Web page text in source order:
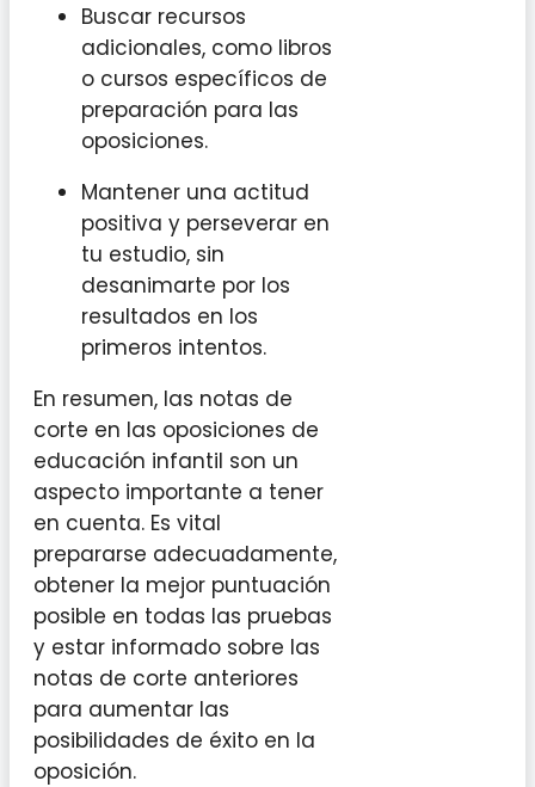
Buscar recursos
adicionales, como libros
o cursos específicos de
preparación para las
oposiciones.
Mantener una actitud
positiva y perseverar en
tu estudio, sin
desanimarte por los
resultados en los
primeros intentos.
En resumen, las notas de
corte en las oposiciones de
educación infantil son un
aspecto importante a tener
en cuenta. Es vital
prepararse adecuadamente,
obtener la mejor puntuación
posible en todas las pruebas
y estar informado sobre las
notas de corte anteriores
para aumentar las
posibilidades de éxito en la
oposición.